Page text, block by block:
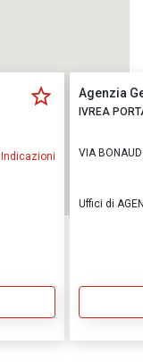
Indicazioni
Agenzia
IVREA
VIA
Uffici di